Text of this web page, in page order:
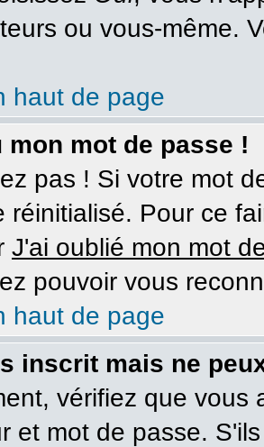
ou vous-même.
haut de page
mot de passe !
pas ! Si votre mot
réinitialisé. Pour ce
J'ai oublié mon mot
pouvoir vous
haut de page
inscrit mais ne
vérifiez que
et mot de passe.